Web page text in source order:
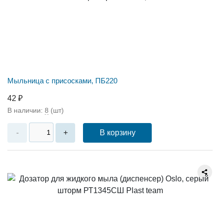
Мыльница с присосками, ПБ220
42 ₽
В наличии: 8 (шт)
- + В корзину